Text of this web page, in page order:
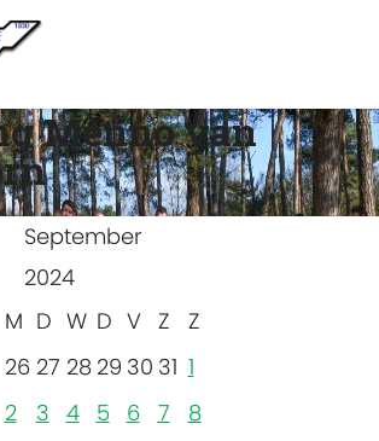
Menno van
September
2024
M D W D V Z
Z
26 27 28 29 30 31 1
2
3 4 5 6 7
8